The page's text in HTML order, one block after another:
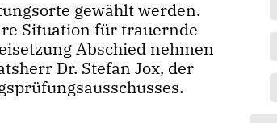
gewählt werden.
Situation für trauernde
Abschied nehmen
Dr. Stefan Jox, der